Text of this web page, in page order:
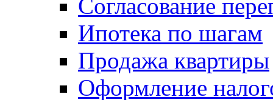
Согласование
Ипотека по шагам
Продажа квартиры
Оформление